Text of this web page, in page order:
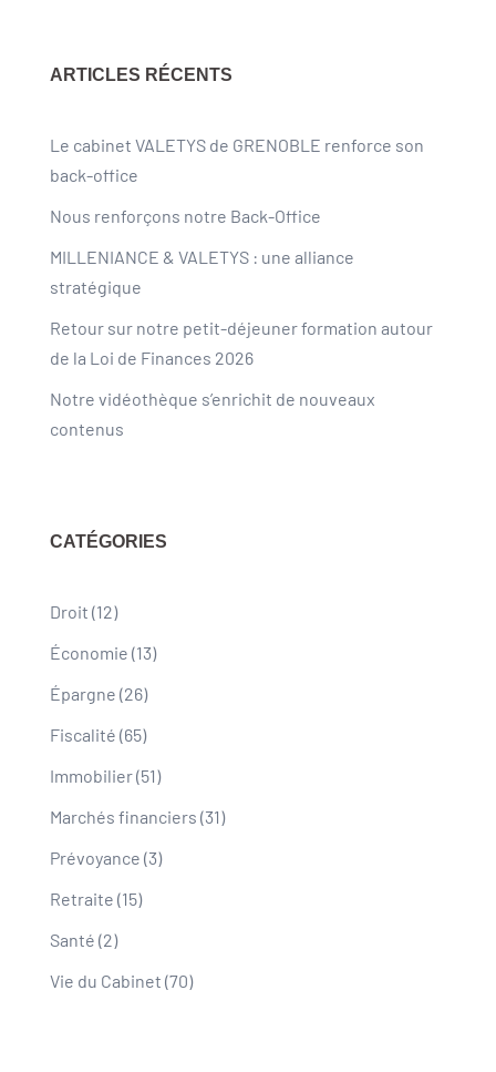
ARTICLES RÉCENTS
Le cabinet VALETYS de GRENOBLE renforce son
back-office
Nous renforçons notre Back-Office
MILLENIANCE & VALETYS : une alliance
stratégique
Retour sur notre petit-déjeuner formation autour
de la Loi de Finances 2026
Notre vidéothèque s’enrichit de nouveaux
contenus
CATÉGORIES
Droit (12)
Économie (13)
Épargne (26)
Fiscalité (65)
Immobilier(51)
Marchés financiers (31)
Prévoyance (3)
Retraite (15)
Santé (2)
Vie du Cabinet (70)